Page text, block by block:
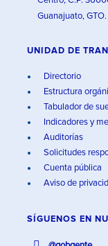
Guanajuato, GTO.
UNIDAD DE
Directorio
Estructura
Tabulador de
Indicadores y
Auditorías
Solicitudes
Cuenta pública
Aviso de
SÍGUENOS EN